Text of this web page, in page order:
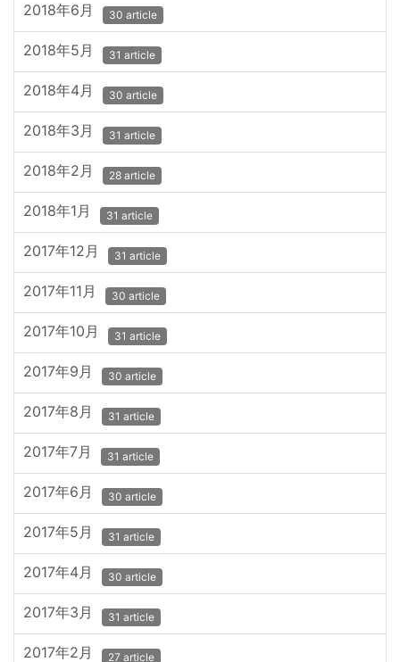
2018年6月 30 article
2018年5月 31 article
2018年4月 30 article
2018年3月 31 article
2018年2月 28 article
2018年1月 31 article
2017年12月 31 article
2017年11月 30 article
2017年10月 31 article
2017年9月 30 article
2017年8月 31 article
2017年7月 31 article
2017年6月 30 article
2017年5月 31 article
2017年4月 30 article
2017年3月 31 article
2017年2月 27 article